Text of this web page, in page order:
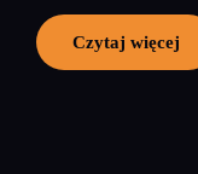
Czytaj więcej